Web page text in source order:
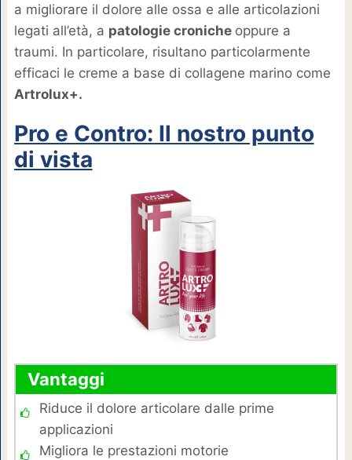
a migliorare il dolore alle ossa e alle articolazioni
legati all’età, a patologie croniche oppure a
traumi. In particolare, risultano particolarmente
efficaci le creme a base di collagene marino come
Artrolux+.
Pro e Contro: Il nostro punto
di vista
Vantaggi
Riduce il dolore articolare dalle prime
applicazioni
Migliora le prestazioni motorie